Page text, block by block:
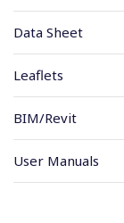
Data Sheet
Leaflets
BIM/Revit
User Manuals